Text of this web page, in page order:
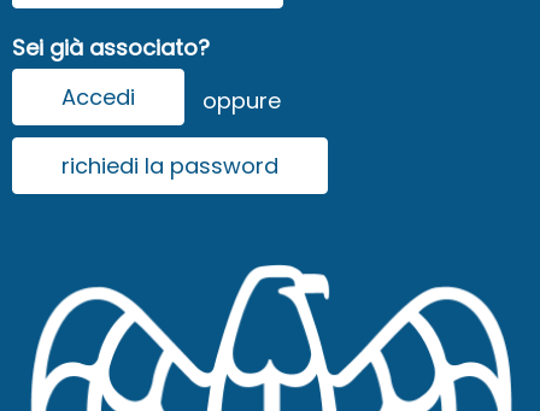
Sei già associato?
Accedi
oppure
richiedi la password